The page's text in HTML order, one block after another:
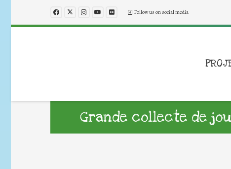
Follow us on social media
Grande collecte de